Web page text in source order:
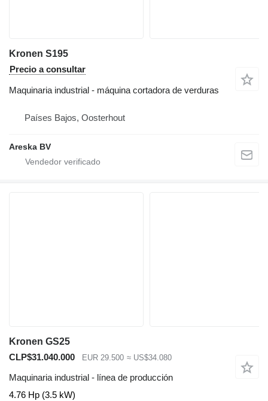
Kronen S195
Precio a consultar
Maquinaria industrial - máquina cortadora de verduras
Países Bajos, Oosterhout
Areska BV
Kronen GS25
CLP$31.040.000
EUR 29.500 ≈ US$34.080
Maquinaria industrial - línea de producción
4.76 Hp (3.5 kW)